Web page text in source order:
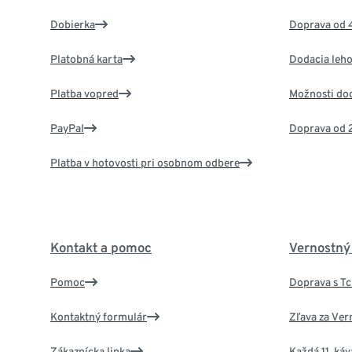
Dobierka
Platobná karta
Platba vopred
PayPal
Platba v hotovosti pri osobnom odbere
Doprava od
Dodacia
Možnosti
Doprava od
Kontakt a pomoc
Pomoc
Kontaktný formulár
Doprava s
Zľava za